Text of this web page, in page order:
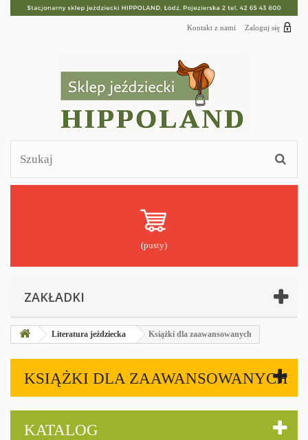
Zaloguj się
Kontakt z nami
(pusty)
ZAKŁADKI
Literatura jeździecka Książki dla zaawansowanych
KSIĄŻKI DLA ZAAWANSOWANYCH
KATALOG